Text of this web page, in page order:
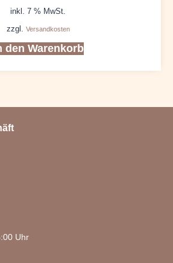
inkl. 7 % MwSt.
zzgl. Versandkosten
den Warenkorb
Uhr